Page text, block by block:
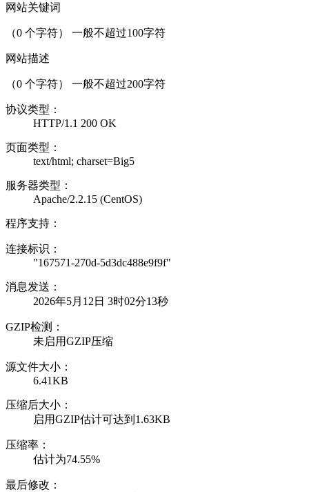
网站关键词
（0 个字符） 一般不超过100字符
网站描述
（0 个字符） 一般不超过200字符
协议类型：
HTTP/1.1 200 OK
页面类型：
text/html; charset=Big5
服务器类型：
Apache/2.2.15 (CentOS)
程序支持：
连接标识：
"167571-270d-5d3dc488e9f9f"
消息发送：
2026年5月12日 3时02分13秒
GZIP检测：
未启用GZIP压缩
源文件大小：
6.41KB
压缩后大小：
启用GZIP估计可达到1.63KB
压缩率：
估计为74.55%
最后修改：